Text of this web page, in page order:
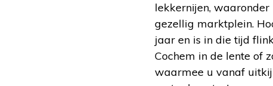
lekkernijen,
gezellig marktplein.
jaar en is in die tijd
Cochem in de lente of
waarmee u vanaf